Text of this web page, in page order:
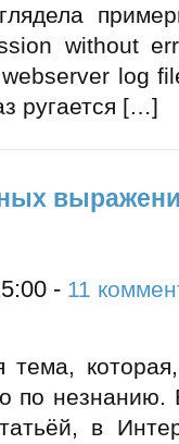
without
log
ругается […]
- 11
по
в